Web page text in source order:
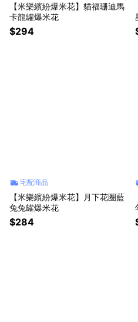
【米樂繽紛爆米花】貓福珊迪馬
卡龍罐爆米花
$294
宅配商品
【米樂繽紛爆米花】月下花圈藍
兔兔罐爆米花
$284